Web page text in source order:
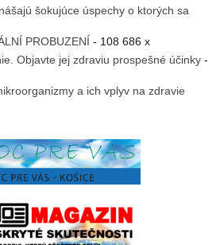
šokujúce úspechy o ktorých sa
PROBUZENÍ - 108 686 x
Objavte jej zdraviu prospešné účinky -
a ich vplyv na zdravie